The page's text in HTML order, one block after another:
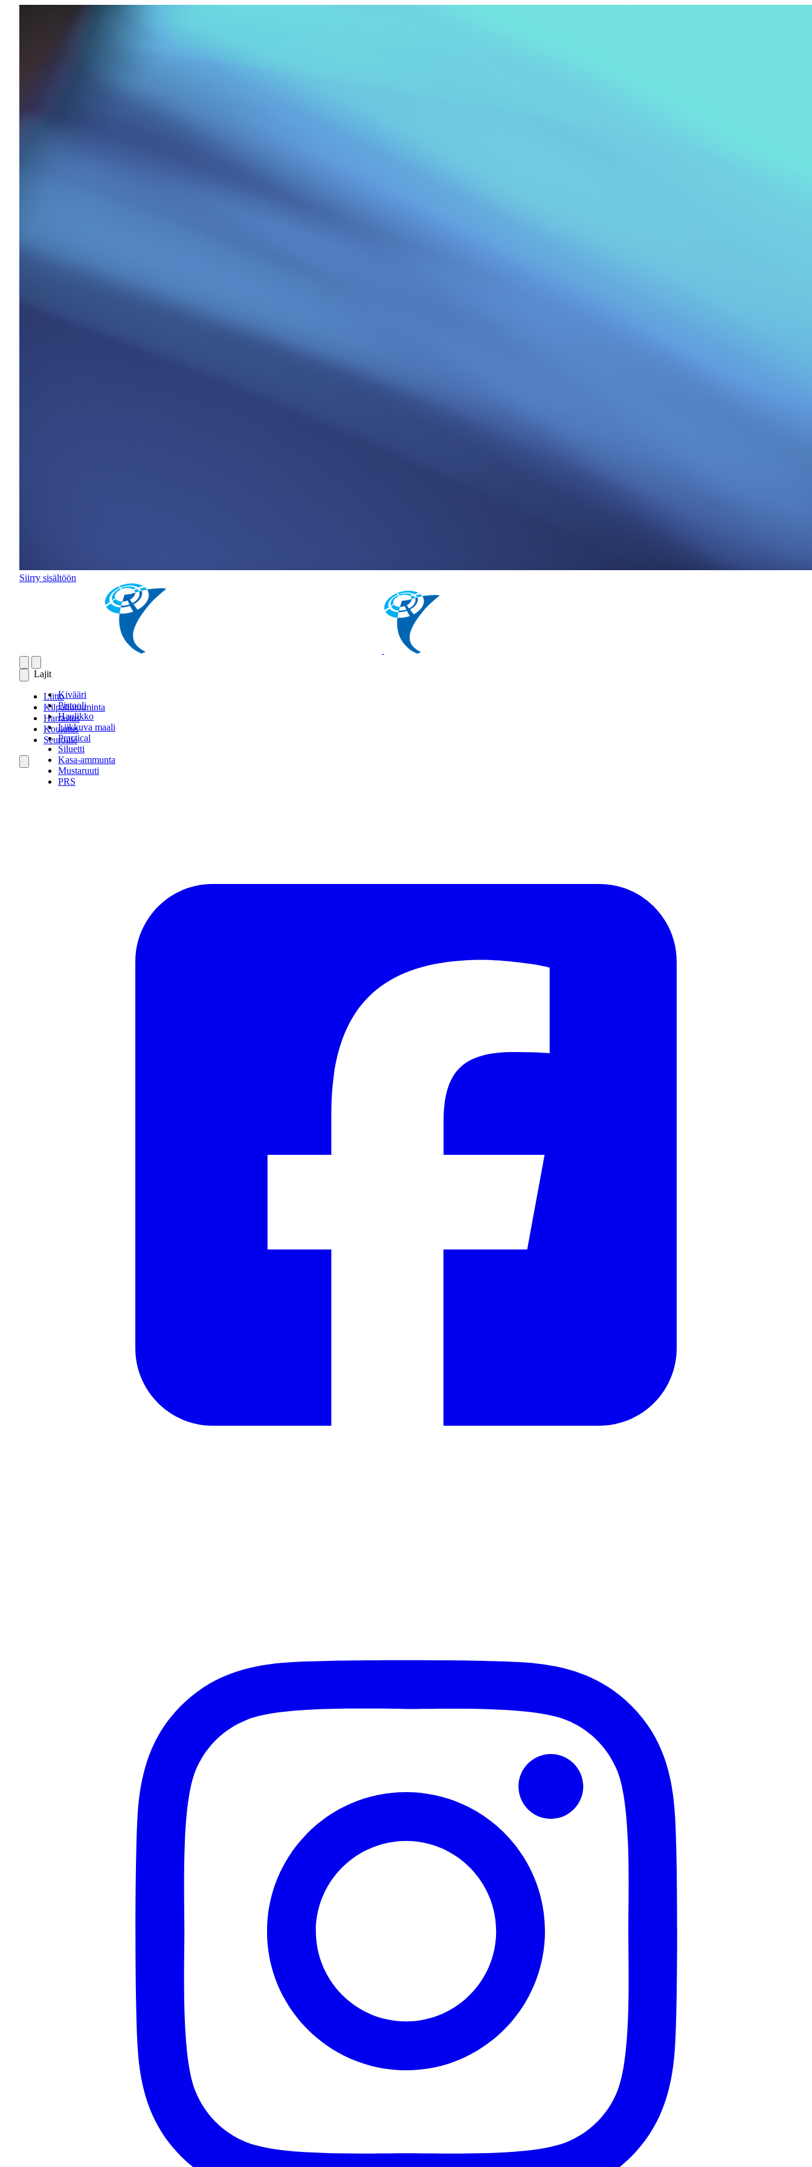
Siirry sisältöön
Lajit
Kivääri
Pistooli
Haulikko
Liikkuva maali
Practical
Siluetti
Kasa-ammunta
Mustaruuti
PRS
Liitto
Kilpailutoiminta
Harrastus
Koulutus
Seuroille